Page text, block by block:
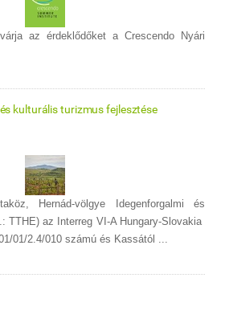
az érdeklődőket a Crescendo Nyári
kulturális turizmus fejlesztése
Hernád-völgye Idegenforgalmi és
TTHE) az Interreg VI-A Hungary-Slovakia
01/2.4/010 számú és Kassától ...